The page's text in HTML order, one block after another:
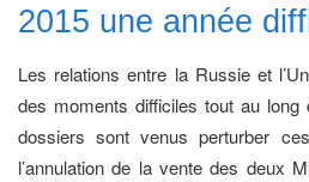
2015 une année
Les relations entre la Russie et
des moments difficiles tout au long
dossiers sont venus perturber
l’annulation de la vente des deux